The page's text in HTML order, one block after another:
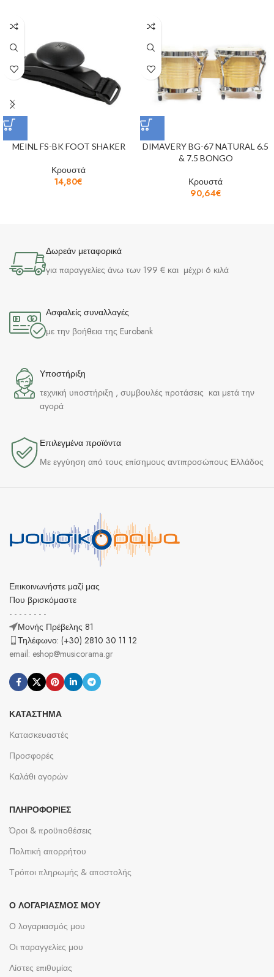
MEINL FS-BK FOOT SHAKER
Κρουστά
14,80€
DIMAVERY BG-67 NATURAL 6.5
& 7.5 BONGO
Κρουστά
90,64€
Δωρεάν μεταφορικά
για παραγγελίες άνω των 199 € και μέχρι 6 κιλά
Ασφαλείς συναλλαγές
με την βοήθεια της Eurobank
Υποστήριξη
τεχνική υποστήριξη , συμβουλές προτάσεις και μετά την
αγορά
Επιλεγμένα προϊόντα​
Με εγγύηση από τους επίσημους αντιπροσώπους Ελλάδος
Επικοινωνήστε μαζί μας
Που βρισκόμαστε
- - - - - - - -
Μονής Πρέβελης 81
Τηλέφωνο: (+30) 2810 30 11 12
email: eshop@musicorama.gr
ΚΑΤΆΣΤΗΜΑ
Κατασκευαστές
Προσφορές
Καλάθι αγορών
ΠΛΗΡΟΦΟΡΊΕΣ
Όροι & προϋποθέσεις
Πολιτική απορρήτου
Τρόποι πληρωμής & αποστολής
Ο ΛΟΓΑΡΙΑΣΜΌΣ ΜΟΥ
Ο λογαριασμός μου
Οι παραγγελίες μου
Λίστες επιθυμίας